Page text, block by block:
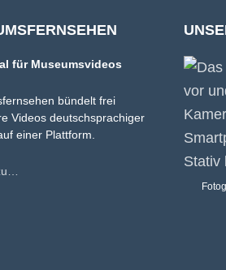
für Museumsvideos
bündelt frei
Videos deutschsprachiger
einer Plattform.